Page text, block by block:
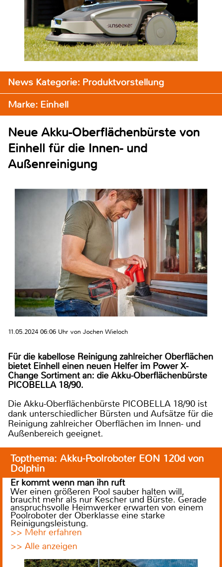
News Kategorie: Produktvorstellung
Marke: Einhell
Neue Akku-Oberflächenbürste von
Einhell für die Innen- und
Außenreinigung
11.05.2024 06:06 Uhr von Jochen Wieloch
Für die kabellose Reinigung zahlreicher Oberflächen
bietet Einhell einen neuen Helfer im Power X-
Change Sortiment an: die Akku-Oberflächenbürste
PICOBELLA 18/90.
Die Akku-Oberflächenbürste PICOBELLA 18/90 ist
dank unterschiedlicher Bürsten und Aufsätze für die
Reinigung zahlreicher Oberflächen im Innen- und
Außenbereich geeignet.
Topthema: Akku-Poolroboter EON 120d von
Dolphin
Er kommt wenn man ihn ruft
Wer einen größeren Pool sauber halten will,
braucht mehr als nur Kescher und Bürste. Gerade
anspruchsvolle Heimwerker erwarten von einem
Poolroboter der Oberklasse eine starke
Reinigungsleistung.
>> Mehr erfahren
>> Alle anzeigen